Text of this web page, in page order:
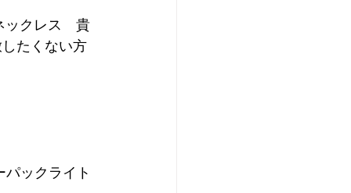
ックレス　貴
たくない方
ックライト